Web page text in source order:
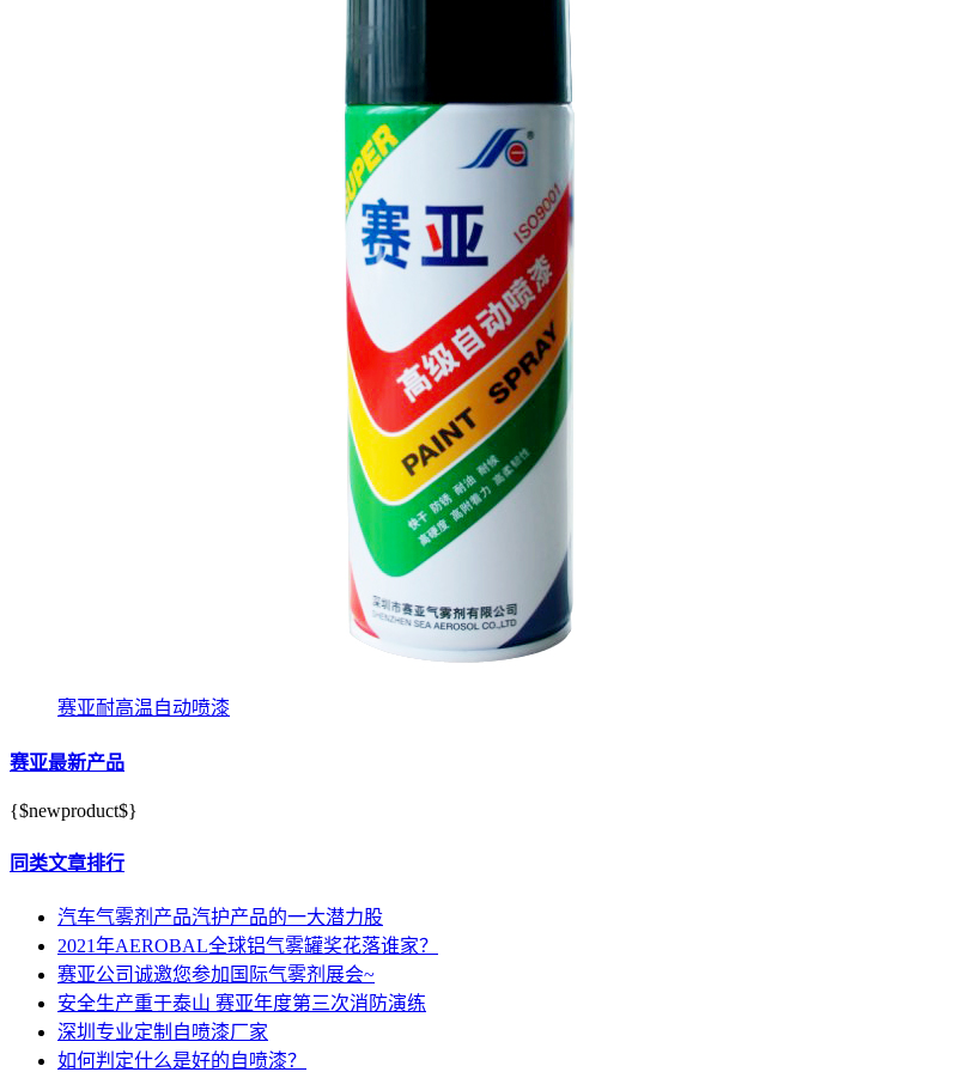
赛亚耐高温自动喷漆
赛亚最新产品
{$newproduct$}
同类文章排行
汽车气雾剂产品汽护产品的一大潜力股
2021年AEROBAL全球铝气雾罐奖花落谁家？
赛亚公司诚邀您参加国际气雾剂展会~
安全生产重于泰山 赛亚年度第三次消防演练
深圳专业定制自喷漆厂家
如何判定什么是好的自喷漆？